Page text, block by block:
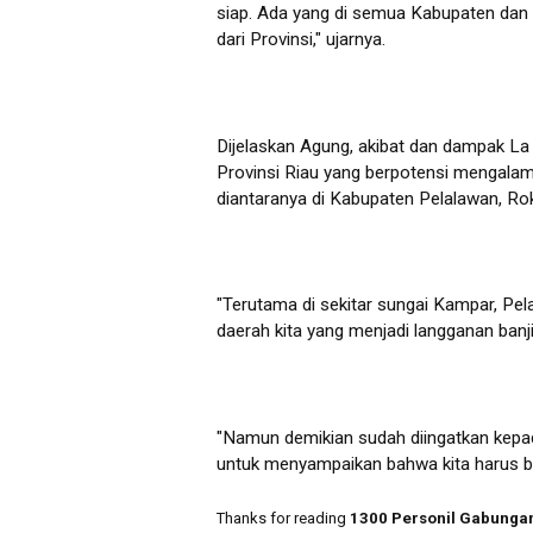
siap. Ada yang di semua Kabupaten
dari Provinsi," ujarnya.
Dijelaskan Agung, akibat dan dampak
Provinsi Riau yang berpotensi
diantaranya di Kabupaten Pelalawan,
"Terutama di sekitar sungai Kampar,
daerah kita yang menjadi langganan
"Namun demikian sudah diingatkan
untuk menyampaikan bahwa kita harus
Thanks for reading 1300 Personil